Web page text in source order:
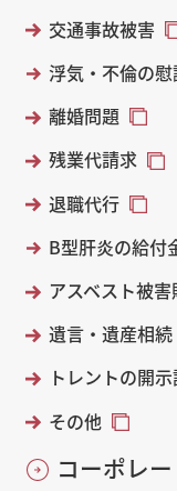
交通事故被害
浮気・不倫の
離婚問題
残業代請求
退職代行
B型肝炎の給付
アスベスト被
遺言・遺産相続
トレントの開
その他
コーポレ